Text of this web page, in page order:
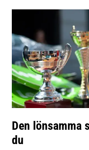
Den lönsamma
du